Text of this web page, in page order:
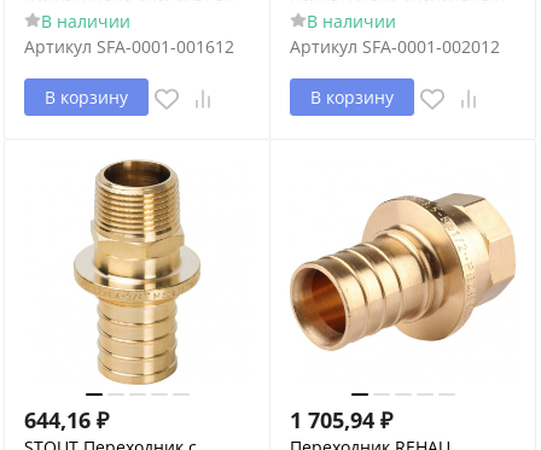
В наличии
Артикул SFA-0001-001612
В корзину
В наличии
Артикул SFA-0001-002012
В корзину
644,16 ₽ 1 705,94 ₽